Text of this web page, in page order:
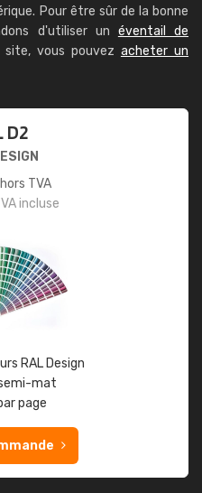
Pour être sûr de la bonne
d'utiliser un éventail de
vous pouvez acheter un
D2
hors TVA
incluse
RAL Design
mat
page